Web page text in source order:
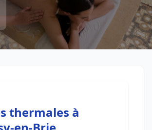
thermales à